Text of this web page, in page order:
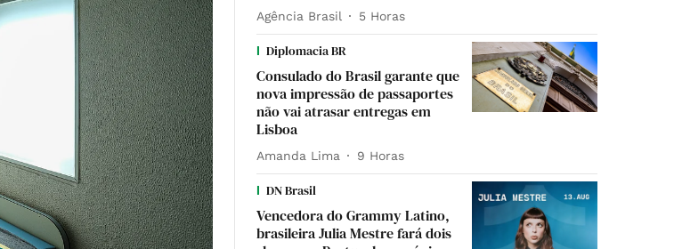
Agência Brasil 5 Horas
Diplomacia BR
Consulado do Brasil garante que
nova impressão de passaportes
não vai atrasar entregas em
Lisboa
Amanda Lima 9 Horas
DN Brasil
Vencedora do Grammy Latino,
brasileira Julia Mestre fará dois